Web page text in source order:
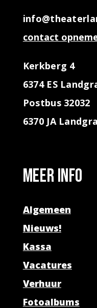
contact
Kerkberg 4
6374 ES
Postbus 32032
6370 JA
Meer info
Algemeen
Nieuws!
Kassa
Vacatures
Verhuur
Fotoalbums